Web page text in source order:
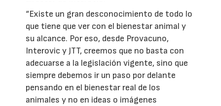
“Existe un gran desconocimiento de todo lo
que tiene que ver con el bienestar animal y
su alcance. Por eso, desde Provacuno,
Interovic y JTT, creemos que no basta con
adecuarse a la legislación vigente, sino que
siempre debemos ir un paso por delante
pensando en el bienestar real de los
animales y no en ideas o imágenes